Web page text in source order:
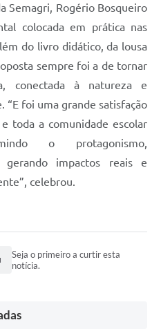
Semagri, Rogério Bosqueiro
colocada em prática nas
do livro didático, da lousa
sempre foi a de tornar
conectada à natureza e
“E foi uma grande satisfação
toda a comunidade escolar
o protagonismo,
impactos reais e
celebrou.
Seja o primeiro a curtir esta
notícia.